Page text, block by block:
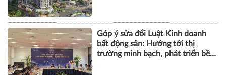
Góp ý sửa đổi Luật Kinh doanh
bất động sản: Hướng tới thị
trường minh bạch, phát triển bền